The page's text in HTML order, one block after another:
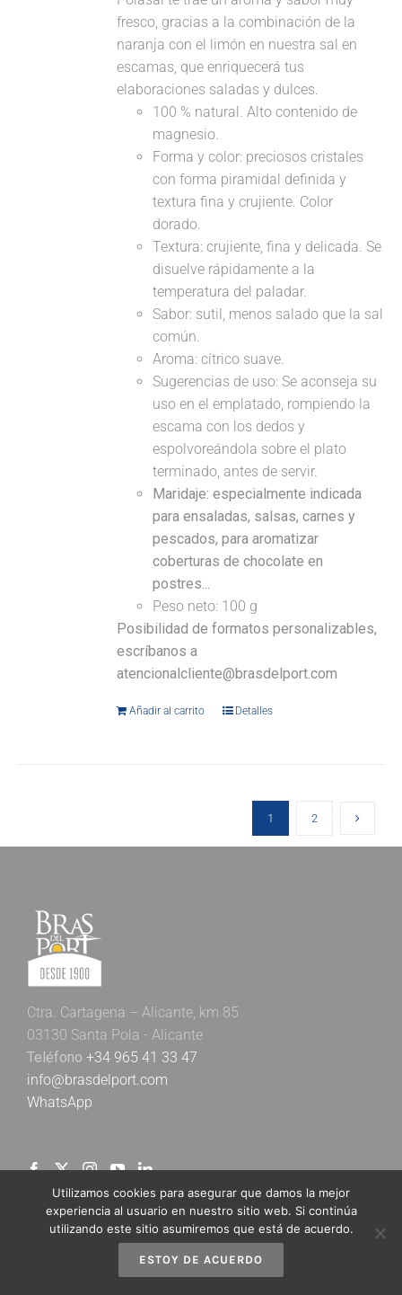
fresco, gracias a la combinación de la
naranja con el limón en nuestra sal en
escamas, que enriquecerá tus
elaboraciones saladas y dulces.
100 % natural. Alto contenido de
magnesio.
Forma y color: preciosos cristales
con forma piramidal definida y
textura fina y crujiente. Color
dorado.
Textura: crujiente, fina y delicada. Se
disuelve rápidamente a la
temperatura del paladar.
Sabor: sutil, menos salado que la sal
común.
Aroma: cítrico suave.
Sugerencias de uso: Se aconseja su
uso en el emplatado, rompiendo la
escama con los dedos y
espolvoreándola sobre el plato
terminado, antes de servir.
Maridaje: especialmente indicada
para ensaladas, salsas, carnes y
pescados, para aromatizar
coberturas de chocolate en
postres...
Peso neto: 100 g
Posibilidad de formatos personalizables,
escríbanos a
atencionalcliente@brasdelport.com
Añadir al carrito Detalles
1 2
Ctra. Cartagena – Alicante, km 85
03130 Santa Pola - Alicante
Teléfono +34 965 41 33 47
info@brasdelport.com
WhatsApp
Newsletter Bras del Port
Utilizamos cookies para asegurar que damos la mejor
experiencia al usuario en nuestro sitio web. Si continúa
utilizando este sitio asumiremos que está de acuerdo.
ESTOY DE ACUERDO